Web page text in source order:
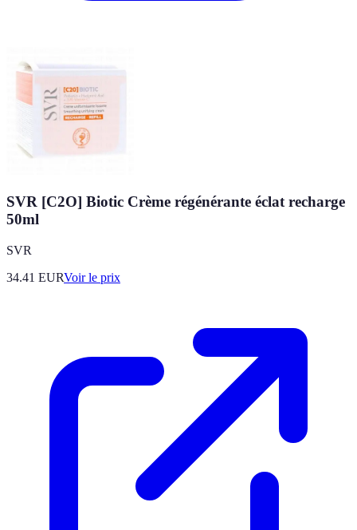
SVR [C2O] Biotic Crème régénérante éclat recharge
50ml
SVR
34.41 EURVoir le prix